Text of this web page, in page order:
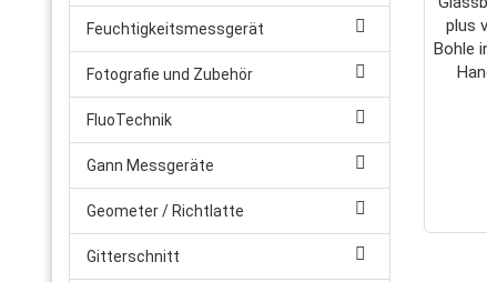
Feuchtigkeitsmessgerät
Fotografie und Zubehör
FluoTechnik
Gann Messgeräte
Geometer / Richtlatte
Gitterschnitt